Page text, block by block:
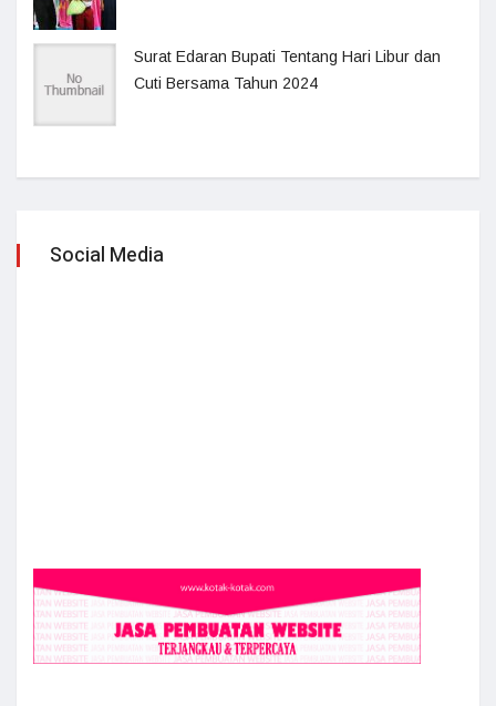
Surat Edaran Bupati Tentang Hari Libur dan
Cuti Bersama Tahun 2024
Social Media